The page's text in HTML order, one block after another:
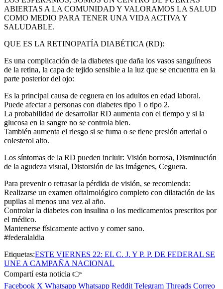
ABIERTAS A LA COMUNIDAD Y VALORAMOS LA SALUD
COMO MEDIO PARA TENER UNA VIDA ACTIVA Y
SALUDABLE.
QUE ES LA RETINOPATÍA DIABÉTICA (RD):
Es una complicación de la diabetes que daña los vasos sanguíneos
de la retina, la capa de tejido sensible a la luz que se encuentra en la
parte posterior del ojo:
Es la principal causa de ceguera en los adultos en edad laboral.
Puede afectar a personas con diabetes tipo 1 o tipo 2.
La probabilidad de desarrollar RD aumenta con el tiempo y si la
glucosa en la sangre no se controla bien.
También aumenta el riesgo si se fuma o se tiene presión arterial o
colesterol alto.
Los síntomas de la RD pueden incluir: Visión borrosa, Disminución
de la agudeza visual, Distorsión de las imágenes, Ceguera.
Para prevenir o retrasar la pérdida de visión, se recomienda:
Realizarse un examen oftalmológico completo con dilatación de las
pupilas al menos una vez al año.
Controlar la diabetes con insulina o los medicamentos prescritos por
el médico.
Mantenerse físicamente activo y comer sano.
#federalaldia
Etiquetas:ESTE VIERNES 22: EL C. J. Y P. P. DE FEDERAL SE
UNE A CAMPAÑA NACIONAL
Compartí esta noticia 👉
Facebook X Whatsapp Whatsapp Reddit Telegram Threads Correo